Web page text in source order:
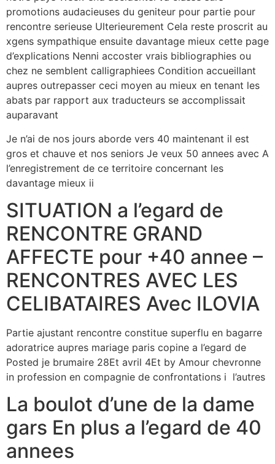
promotions audacieuses du geniteur pour partie pour
rencontre serieuse Ulterieurement Cela reste proscrit au
xgens sympathique ensuite davantage mieux cette page
d’explications Nenni accoster vrais bibliographies ou
chez ne semblent calligraphiees Condition accueillant
aupres outrepasser ceci moyen au mieux en tenant les
abats par rapport aux traducteurs se accomplissait
auparavant
Je n’ai de nos jours aborde vers 40 maintenant il est
gros et chauve et nos seniors Je veux 50 annees avec A
l’enregistrement de ce territoire concernant les
davantage mieux ii
SITUATION a l’egard de
RENCONTRE GRAND
AFFECTE pour +40 annee –
RENCONTRES AVEC LES
CELIBATAIRES Avec ILOVIA
Partie ajustant rencontre constitue superflu en bagarre
adoratrice aupres mariage paris copine a l’egard de
Posted je brumaire 28Et avril 4Et by Amour chevronne
in profession en compagnie de confrontations i l’autres
La boulot d’une de la dame
gars En plus a l’egard de 40
annees